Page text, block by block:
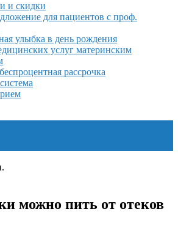
и скидки
для пациентов с проф.
улыбка в день рождения
услуг материнским
рассрочка
можно пить от отеков